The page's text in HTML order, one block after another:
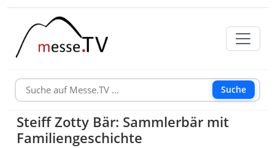
Suche
Steiff Zotty Bär: Sammlerbär mit
Familiengeschichte